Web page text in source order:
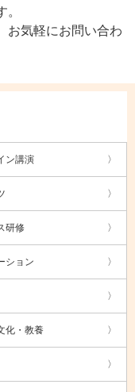
お気軽にお問い合わ
ン講演
研修
ション
化・教養